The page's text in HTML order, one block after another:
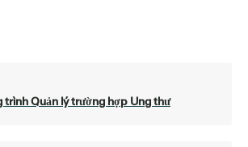
trình Quản lý trường hợp Ung thư